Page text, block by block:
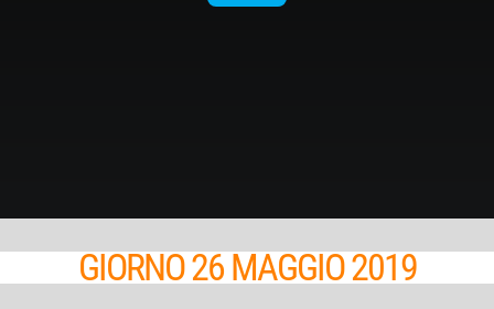
GIORNO 26 MAGGIO 2019